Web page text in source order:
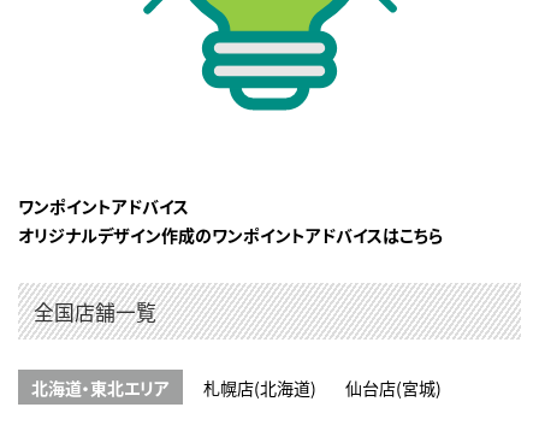
ワンポイントアドバイス
オリジナルデザイン作成のワンポイントアドバイスはこちら
全国店舗一覧
北海道・東北エリア 札幌店(北海道) 仙台店(宮城)